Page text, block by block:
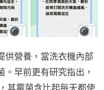
供營養，當洗衣機內部
早前更有研究指出，
其霉菌含比起每天都使